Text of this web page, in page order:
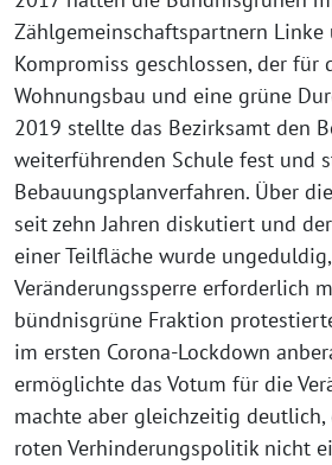
Zählgemeinschaftspartnern Linke
Kompromiss geschlossen, der für
Wohnungsbau und eine grüne
2019 stellte das Bezirksamt den
weiterführenden Schule fest und
Bebauungsplanverfahren. Über
seit zehn Jahren diskutiert und
einer Teilfläche wurde
Veränderungssperre erforderlich
bündnisgrüne Fraktion
im ersten Corona-Lockdown
ermöglichte das Votum für die
machte aber gleichzeitig
roten Verhinderungspolitik nicht